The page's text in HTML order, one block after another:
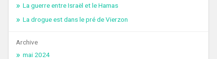
La guerre entre Israël et le Hamas
La drogue est dans le pré de Vierzon
Archive
mai 2024